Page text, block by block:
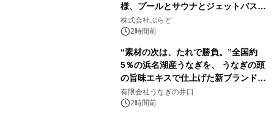
様、プールとサウナとジェットバス付
きで Villa Mon Temps AWAJIの連泊
素泊りプラン
株式会社ぷらど
2時間前
“素材の次は、たれで勝負。”全国約
5％の浜名湖産うなぎを、 うなぎの頭
の旨味エキスで仕上げた新ブランド
「井口の誉」誕生
有限会社うなぎの井口
2時間前